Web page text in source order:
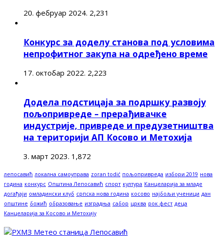
20. фебруар 2024. 2,231
Конкурс за доделу станова под условима
непрофитног закупа на одређено време
17. октобар 2022. 2,223
Додела подстицаја за подршку развоју
пољопривреде – прерађивачке
индустрије, привреде и предузетништва
на територији АП Косово и Метохија
3. март 2023. 1,872
лепосавић локална самоуправа zoran todić пољопривреда избори 2019 нова
година конкурс Општина Лепосавић спорт култура Канцеларија за младе
догађаји омладински клуб српска нова година косово најбољи ученици дан
општине божић образовање изградња сабор црква рок фест деца
Канцеларија за Косово и Метохију